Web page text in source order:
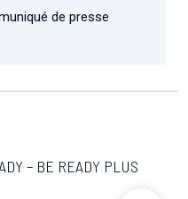
de presse
– BE READY PLUS